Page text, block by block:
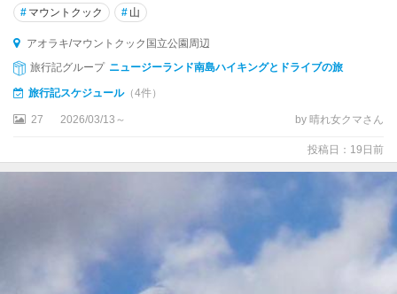
タ
ン
ク
ラ
ト
# マウントクック # 山
アオラキ/マウントクック国立公園周辺
旅行記グループ ニュージーランド南島ハイキングとドライブの旅
旅行記スケジュール（4件）
27 2026/03/13～ by 晴れ女クマさん
投稿日：19日前